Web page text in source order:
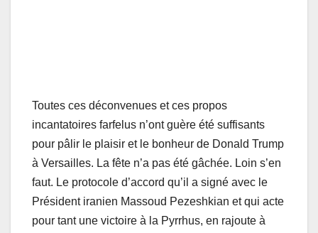
Toutes ces déconvenues et ces propos
incantatoires farfelus n’ont guère été suffisants
pour pâlir le plaisir et le bonheur de Donald Trump
à Versailles. La fête n’a pas été gâchée. Loin s’en
faut. Le protocole d’accord qu’il a signé avec le
Président iranien Massoud Pezeshkian et qui acte
pour tant une victoire à la Pyrrhus, en rajoute à